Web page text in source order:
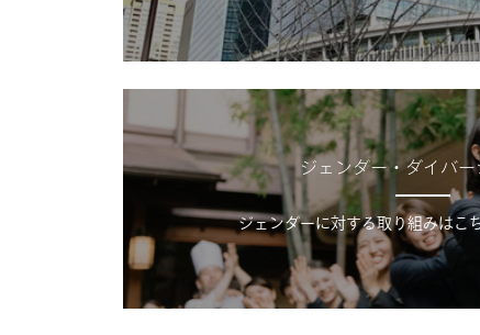
ジェンダー・ダイバ
ジェンダーに対する取り組みはこ